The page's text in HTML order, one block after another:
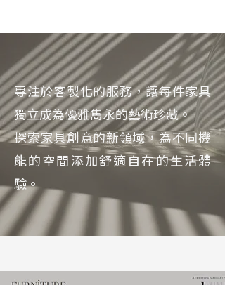
專注於客製化的服務，讓每件家具
獨立成為優雅雋永的藝術珍藏。
探索家具創意的新領域，為不同機
能的空間添加舒適自在的生活體
驗。